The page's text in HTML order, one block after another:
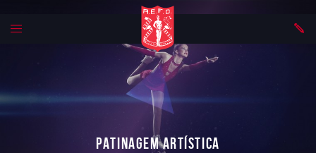
Patinagem Artística